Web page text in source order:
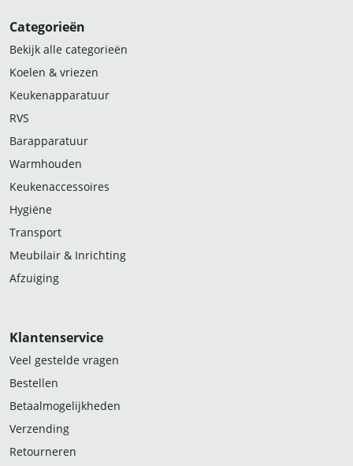
Categorieën
Bekijk alle categorieën
Koelen & vriezen
Keukenapparatuur
RVS
Barapparatuur
Warmhouden
Keukenaccessoires
Hygiëne
Transport
Meubilair & Inrichting
Afzuiging
Klantenservice
Veel gestelde vragen
Bestellen
Betaalmogelijkheden
Verzending
Retourneren